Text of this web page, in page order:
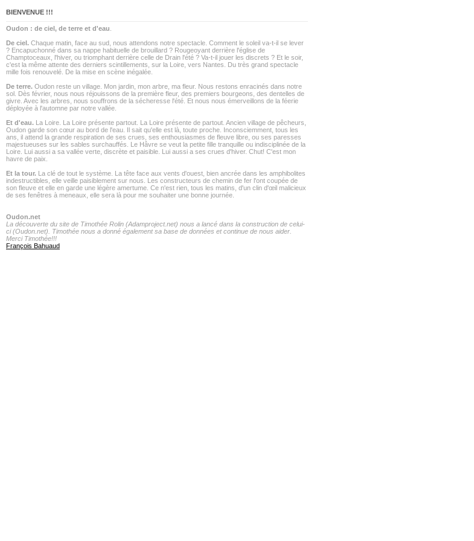
BIENVENUE !!!
Oudon : de ciel, de terre et d'eau
De ciel. Chaque matin, face au sud, nous attendons notre spectacle. Comment le soleil va-t-il se lever
? Encapuchonné dans sa nappe habituelle de brouillard ? Rougeoyant derrière l'église de
Champtoceaux, l'hiver, ou triomphant derrière celle de Drain l'été ? Va-t-il jouer les discrets ? Et le soir,
c'est la même attente des derniers scintillements, sur la Loire, vers Nantes. Du très grand spectacle
mille fois renouvelé. De la mise en scène inégalée.
De terre. Oudon reste un village. Mon jardin, mon arbre, ma fleur. Nous restons enracinés dans notre
sol. Dès février, nous nous réjouissons de la première fleur, des premiers bourgeons, des dentelles de
givre. Avec les arbres, nous souffrons de la sécheresse l'été. Et nous nous émerveillons de la féerie
déployée à l'automne par notre vallée.
Et d'eau. La Loire. La Loire présente partout. La Loire présente de partout. Ancien village de pêcheurs,
Oudon garde son cœur au bord de l'eau. Il sait qu'elle est là, toute proche. Inconsciemment, tous les
ans, il attend la grande respiration de ses crues, ses enthousiasmes de fleuve libre, ou ses paresses
majestueuses sur les sables surchauffés. Le Hâvre se veut la petite fille tranquille ou indisciplinée de la
Loire. Lui aussi a sa vallée verte, discrète et paisible. Lui aussi a ses crues d'hiver. Chut! C'est mon
havre de paix.
Et la tour. La clé de tout le système. La tête face aux vents d'ouest, bien ancrée dans les amphibolites
indestructibles, elle veille paisiblement sur nous. Les constructeurs de chemin de fer l'ont coupée de
son fleuve et elle en garde une légère amertume. Ce n'est rien, tous les matins, d'un clin d'œil malicieux
de ses fenêtres à meneaux, elle sera là pour me souhaiter une bonne journée.
Oudon.net
La découverte du site de Timothée Rolin (Adamproject.net) nous a lancé dans la construction de celui-
ci (Oudon.net). Timothée nous a donné également sa base de données et continue de nous aider.
Merci Timothée!!!
François Bahuaud